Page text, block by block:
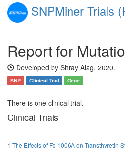
SNPMiner Trials
Report for
Developed by Shray Alag, 2020.
SNP Clinical Trial Gene
There is one clinical trial.
Clinical Trials
1 The Effects of Fx-1006A on Transthyretin